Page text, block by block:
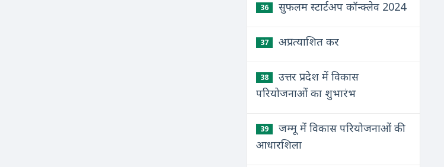
36 सुफलम स्टार्टअप कॉन्क्लेव 2024
37 अप्रत्याशित कर
38
उत्तर प्रदेश में विकास
परियोजनाओं का शुभारंभ
39
जम्मू में विकास परियोजनाओं की
आधारशिला